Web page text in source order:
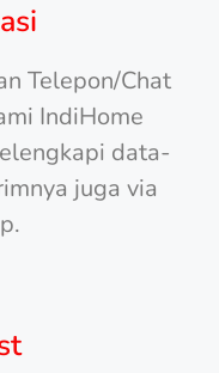
Telepon/Chat
IndiHome
data-
juga via